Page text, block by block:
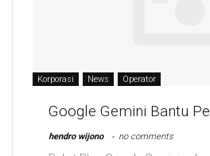
Korporasi News Operator
Google Gemini Bantu
hendro wijono no comments